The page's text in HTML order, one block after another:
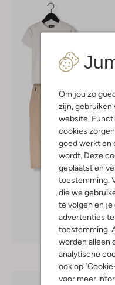
Om jou zo
zijn, gebruiken
website.
cookies
goed werkt en
wordt. Deze
geplaatst en
toestemming.
die we
te volgen en
advertenties
toestemming.
worden alleen
analytische
ook op
voor meer
Ontdek de look